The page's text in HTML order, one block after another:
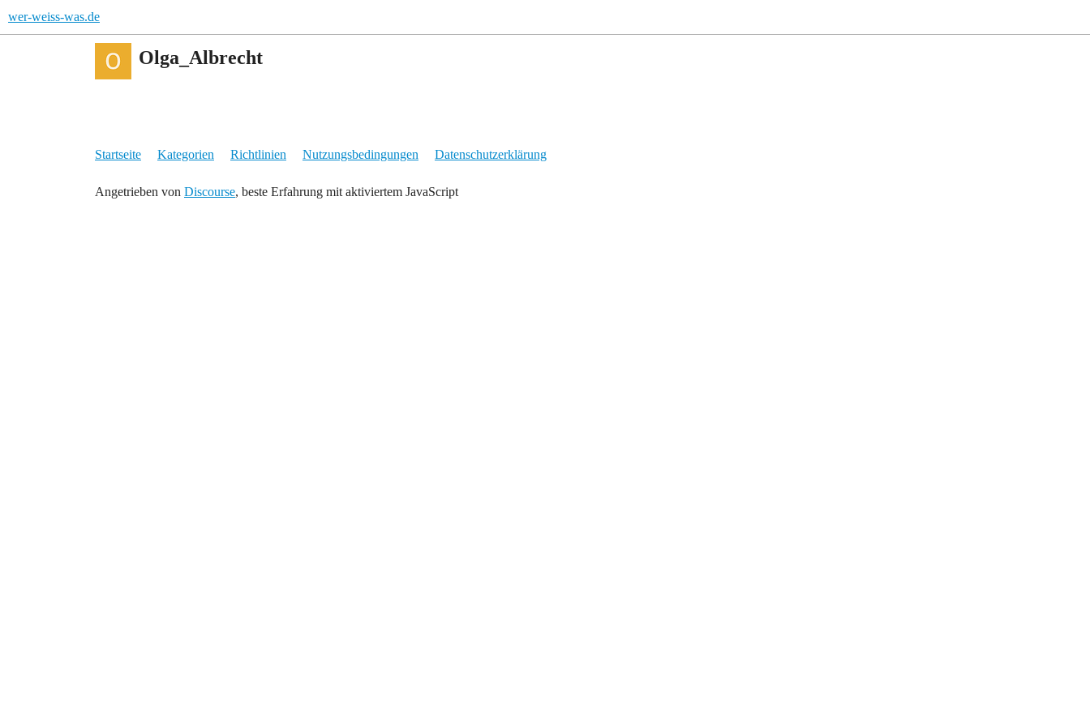
wer-weiss-was.de
Olga_Albrecht
Startseite Kategorien Richtlinien Nutzungsbedingungen Datenschutzerklärung
Angetrieben von Discourse, beste Erfahrung mit aktiviertem JavaScript